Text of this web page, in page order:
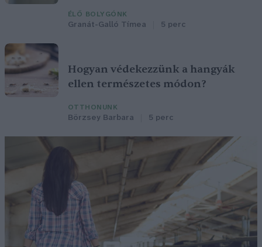
ÉLŐ BOLYGÓNK
Granát-Galló Tímea 5 perc
Hogyan védekezzünk a hangyák
ellen természetes módon?
OTTHONUNK
Börzsey Barbara 5 perc